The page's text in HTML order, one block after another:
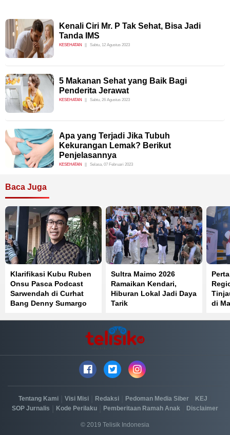
Kenali Ciri Mr. P Tak Sehat, Bisa Jadi
Tanda IMS
KESEHATAN Sabtu, 12 Agustus 2023
5 Makanan Sehat yang Baik Bagi
Penderita Jerawat
KESEHATAN Sabtu, 26 Agustus 2023
Apa yang Terjadi Jika Tubuh
Kekurangan Lemak? Berikut
Penjelasannya
KESEHATAN Selasa, 07 Februari 2023
Baca Juga
Klarifikasi Kubu Ruben
Onsu Pasca Podcast
Sarwendah di Curhat
Bang Denny Sumargo
Sultra Maimo 2026
Ramaikan Kendari,
Hiburan Lokal Jadi Daya
Tarik
di
Tentang Kami Visi Misi Redaksi Pedoman Media Siber KEJ
SOP Jurnalis Kode Perilaku Pemberitaan Ramah Anak Disclaimer
© 2019 Telisik Indonesia